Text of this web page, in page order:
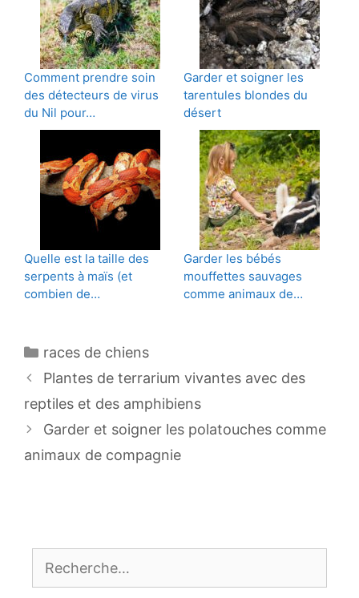
Comment prendre soin
des détecteurs de virus
du Nil pour…
Garder et soigner les
tarentules blondes du
désert
Quelle est la taille des
serpents à maïs (et
combien de…
Garder les bébés
mouffettes sauvages
comme animaux de…
Catégories
races de chiens
Navigation
des
Plantes de terrarium vivantes avec des
reptiles et des amphibiens
Garder et soigner les polatouches comme
animaux de compagnie